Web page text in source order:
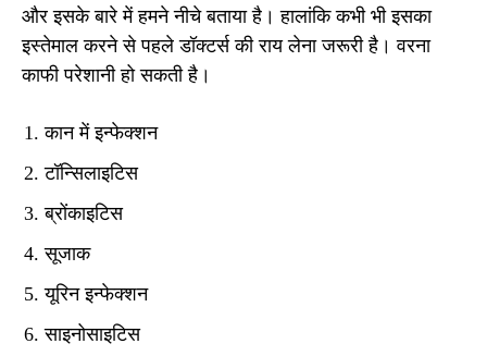
और इसके बारे में हमने नीचे बताया है। हालांकि कभी भी इसका
इस्तेमाल करने से पहले डॉक्टर्स की राय लेना जरूरी है। वरना
काफी परेशानी हो सकती है।
कान में इन्फेक्शन
टॉन्सिलाइटिस
ब्रोंकाइटिस
सूजाक
यूरिन इन्फेक्शन
साइनोसाइटिस